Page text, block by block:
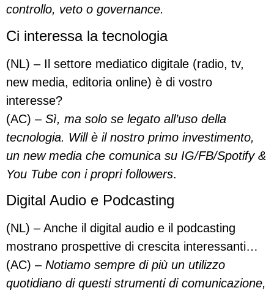
controllo, veto o governance.
Ci interessa la tecnologia
(NL) – Il settore mediatico digitale (radio, tv,
new media, editoria online) è di vostro
interesse?
(AC) –Sì, ma solo se legato all’uso della
tecnologia. Will è il nostro primo investimento,
un new media che comunica su IG/FB/Spotify &
You Tube con i propri followers.
Digital Audio e Podcasting
(NL) – Anche il digital audio e il podcasting
mostrano prospettive di crescita interessanti…
(AC) –Notiamo sempre di più un utilizzo
quotidiano di questi strumenti di comunicazione,